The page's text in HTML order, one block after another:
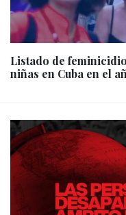
Listado de
niñas en Cuba en el